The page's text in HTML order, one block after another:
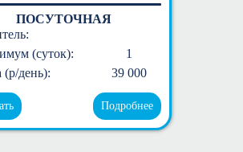
ПОСУТОЧНАЯ
(суток):
1
(р/день):
39 000
Подробнее